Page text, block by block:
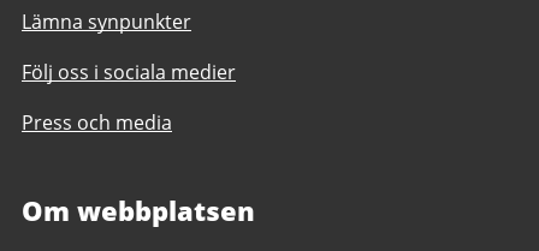
Lämna synpunkter
Följ oss i sociala medier
Press och media
Om webbplatsen